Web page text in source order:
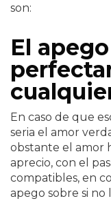
son:
El
En caso de que
seri­a el amor
obstante el amor
aprecio, con el
compatibles, en
apego sobre si